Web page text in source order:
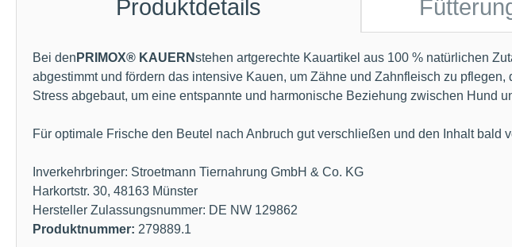
Produktdetails
Bei den PRIMOX® KAUERNstehen artgerechte Kauartikel aus 100 % natürlichen
abgestimmt und fördern das intensive Kauen, um Zähne und Zahnfleisch zu
Stress abgebaut, um eine entspannte und harmonische Beziehung zwischen Hund
Für optimale Frische den Beutel nach Anbruch gut verschließen und den Inhalt bald
Inverkehrbringer: Stroetmann Tiernahrung GmbH & Co. KG
Harkortstr. 30, 48163 Münster
Hersteller Zulassungsnummer: DE NW 129862
Produktnummer: 279889.1